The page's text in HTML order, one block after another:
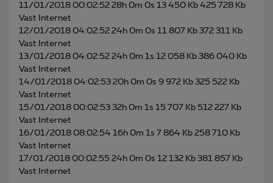
11/01/2018 00:02:52 28h 0m 0s 13 450 Kb 425 728 Kb
Vast Internet
12/01/2018 04:02:52 24h 0m 0s 11 807 Kb 372 311 Kb
Vast Internet
13/01/2018 04:02:52 24h 0m 1s 12 058 Kb 386 040 Kb
Vast Internet
14/01/2018 04:02:53 20h 0m 0s 9 972 Kb 325 522 Kb
Vast Internet
15/01/2018 00:02:53 32h 0m 1s 15 707 Kb 512 227 Kb
Vast Internet
16/01/2018 08:02:54 16h 0m 1s 7 864 Kb 258 710 Kb
Vast Internet
17/01/2018 00:02:55 24h 0m 0s 12 132 Kb 381 857 Kb
Vast Internet